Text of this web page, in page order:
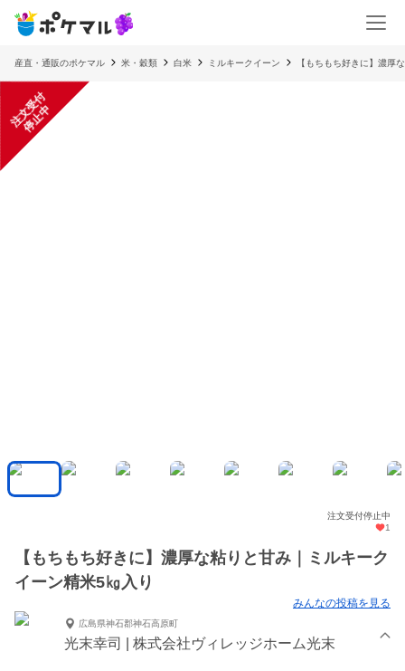
産直・通販のポケマル 米・穀類 白米 ミルキークイーン 【もちもち好きに】濃厚
注
文
受
付
停
止
中
注文受付停止中
1
【もちもち好きに】濃厚な粘りと甘み｜ミルキーク
イーン精米5㎏入り
みんなの投稿を見る
広島県神石郡神石高原町
光末幸司 | 株式会社ヴィレッジホーム光末